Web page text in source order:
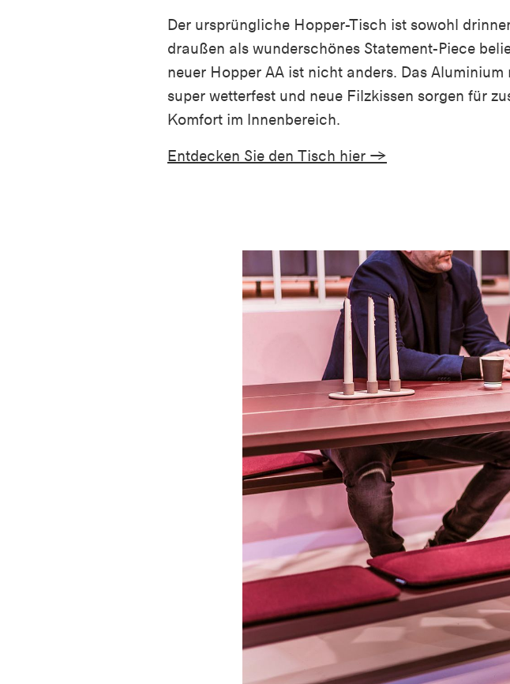
Der ursprüngliche Hopper-Tisch ist sowohl
draußen als wunderschönes Statement-Piece
neuer Hopper AA ist nicht anders. Das Aluminium
super wetterfest und neue Filzkissen sorgen für
Komfort im Innenbereich.
Entdecken Sie den Tisch hier →